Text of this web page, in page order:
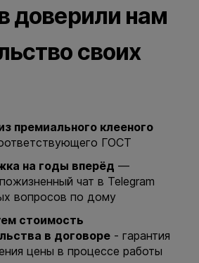
доверили нам
своих
премиального клееного
ГОСТ
на годы вперёд —
чат в Telegram
вопросов по дому
стоимость
в договоре- гарантия
цены в процессе работы